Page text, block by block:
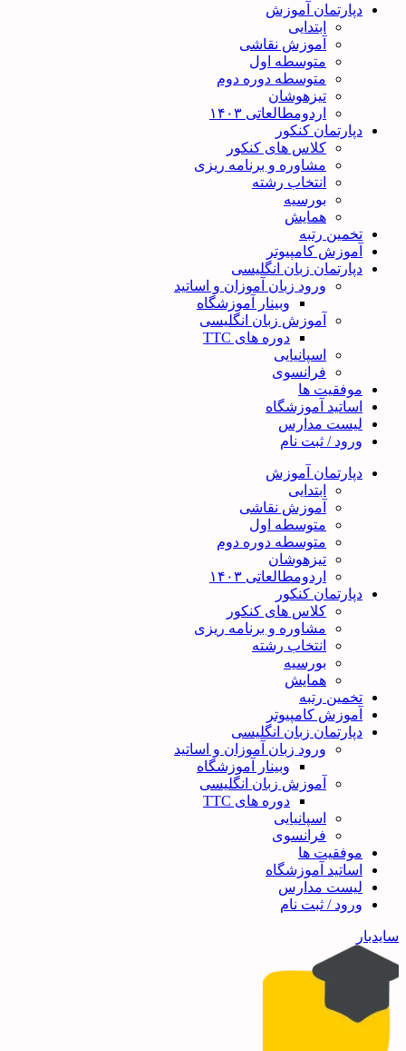
دپارتمان آموزش
ابتدایی
آموزش نقاشی
متوسطه اول
متوسطه دوره دوم
تیزهوشان
اردومطالعاتی ۱۴۰۳
دپارتمان کنکور
کلاس های کنکور
مشاوره و برنامه ریزی
انتخاب رشته
بورسیه
همایش
تخمین رتبه
آموزش کامپیوتر
دپارتمان زبان انگلیسی
ورود زبان آموزان و اساتید
وبینار آموزشگاه
آموزش زبان انگلیسی
دوره های TTC
اسپانیایی
فرانسوی
موفقیت ها
اساتید آموزشگاه
لیست مدارس
ورود / ثبت نام
دپارتمان آموزش
ابتدایی
آموزش نقاشی
متوسطه اول
متوسطه دوره دوم
تیزهوشان
اردومطالعاتی ۱۴۰۳
دپارتمان کنکور
کلاس های کنکور
مشاوره و برنامه ریزی
انتخاب رشته
بورسیه
همایش
تخمین رتبه
آموزش کامپیوتر
دپارتمان زبان انگلیسی
ورود زبان آموزان و اساتید
وبینار آموزشگاه
آموزش زبان انگلیسی
دوره های TTC
اسپانیایی
فرانسوی
موفقیت ها
اساتید آموزشگاه
لیست مدارس
ورود / ثبت نام
سایدبار